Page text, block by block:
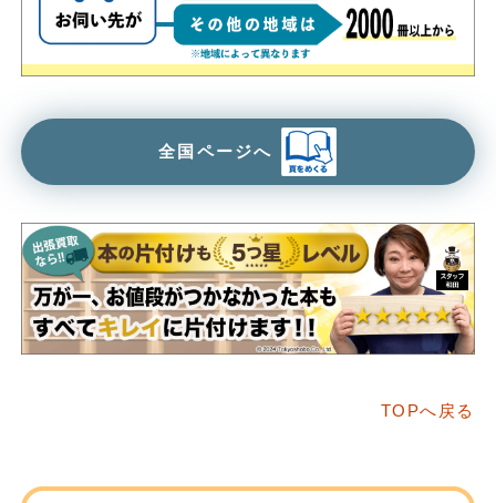
全国ページへ
TOPへ戻る